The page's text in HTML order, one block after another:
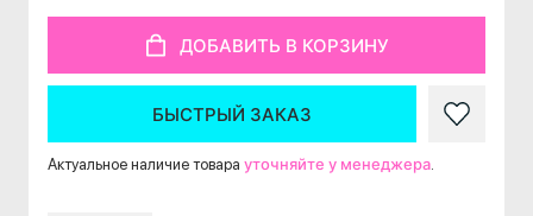
ДОБАВИТЬ В КОРЗИНУ
БЫСТРЫЙ ЗАКАЗ
Актуальное наличие товара уточняйте у менеджера.